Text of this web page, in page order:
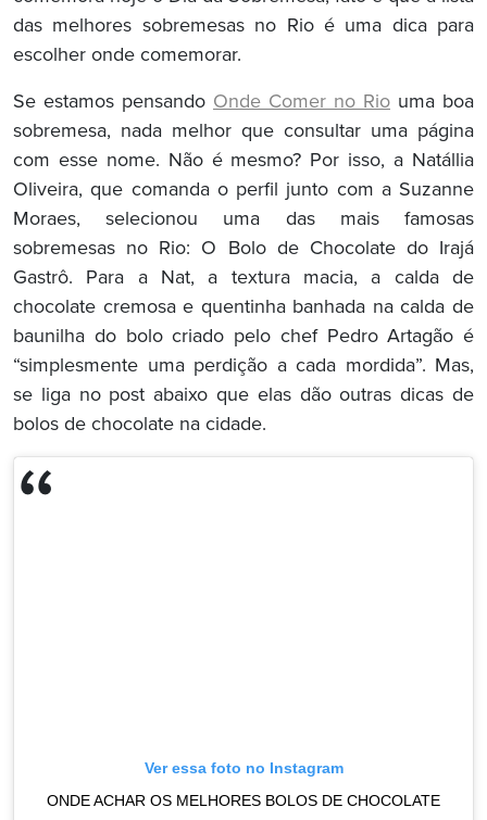
das melhores sobremesas no Rio é uma dica para
escolher onde comemorar.
Se estamos pensando Onde Comer no Rio uma boa
sobremesa, nada melhor que consultar uma página
com esse nome. Não é mesmo? Por isso, a Natállia
Oliveira, que comanda o perfil junto com a Suzanne
Moraes, selecionou uma das mais famosas
sobremesas no Rio: O Bolo de Chocolate do Irajá
Gastrô. Para a Nat, a textura macia, a calda de
chocolate cremosa e quentinha banhada na calda de
baunilha do bolo criado pelo chef Pedro Artagão é
“simplesmente uma perdição a cada mordida”. Mas,
se liga no post abaixo que elas dão outras dicas de
bolos de chocolate na cidade.
Ver essa foto no Instagram
ONDE ACHAR OS MELHORES BOLOS DE CHOCOLATE